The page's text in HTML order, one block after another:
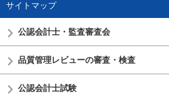
サイトマップ
公認会計士・ 監査審査会
品質管理レビューの審査・検査
公認会計士試験